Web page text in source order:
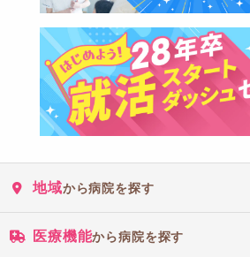
地域から病院を探す
医療機能から病院を探す